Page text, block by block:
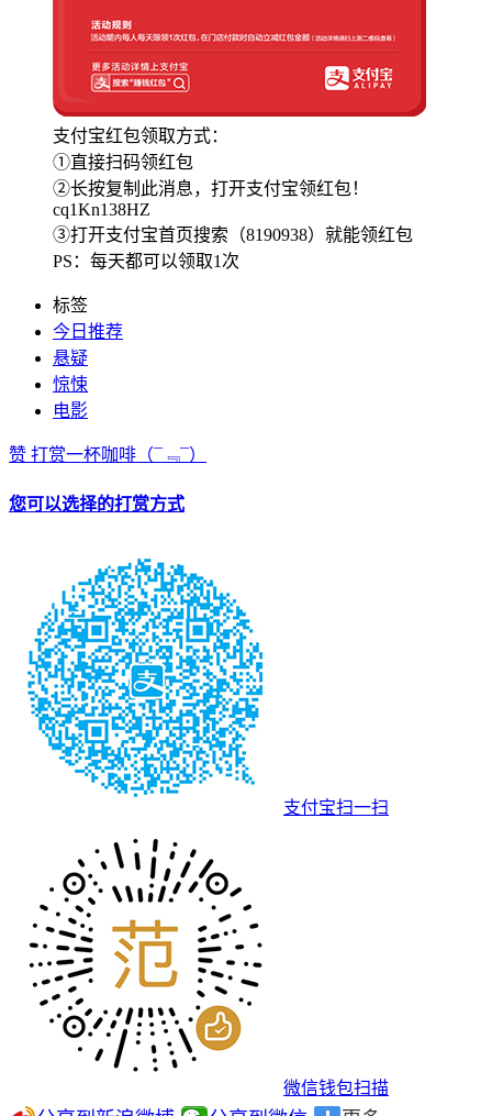
支付宝红包领取方式：
①直接扫码领红包
②长按复制此消息，打开支付宝领红包！
cq1Kn138HZ
③打开支付宝首页搜索（8190938）就能领红包
PS：每天都可以领取1次
标签
今日推荐
悬疑
惊悚
电影
赞 打赏一杯咖啡 （¯﹃¯）
您可以选择的打赏方式
支付宝扫一扫
微信钱包扫描